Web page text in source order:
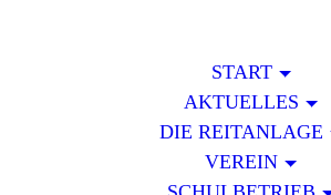
START
AKTUELLES
DIE REITANLAGE
VEREIN